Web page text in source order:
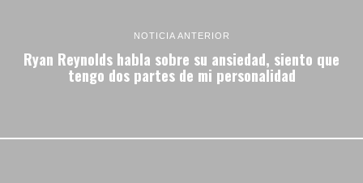
NOTICIA ANTERIOR
Ryan Reynolds habla sobre su ansiedad, siento que
tengo dos partes de mi personalidad